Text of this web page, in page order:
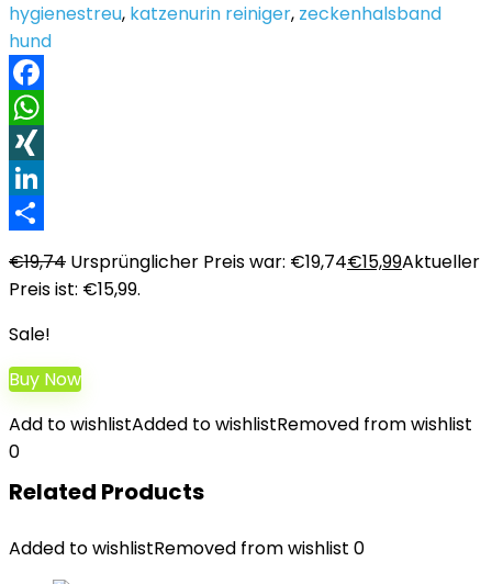
hygienestreu, katzenurin reiniger, zeckenhalsband
hund
Facebook
WhatsApp
XING
LinkedIn
€19,74 Ursprünglicher Preis war: €19,74€15,99Aktueller
Preis ist: €15,99.
Sale!
Buy Now
Add to wishlistAdded to wishlistRemoved from wishlist
0
Related Products
Added to wishlistRemoved from wishlist 0